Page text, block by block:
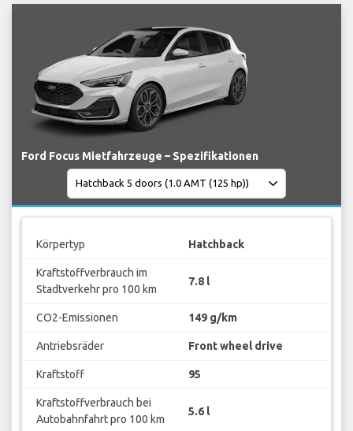
Ford Focus Mietfahrzeuge – Spezifikationen
Körpertyp Hatchback
Kraftstoffverbrauch im
Stadtverkehr pro 100 km
7.8 l
CO2-Emissionen 149 g/km
Antriebsräder Front wheel drive
Kraftstoff 95
Kraftstoffverbrauch bei
Autobahnfahrt pro 100 km
5.6 l